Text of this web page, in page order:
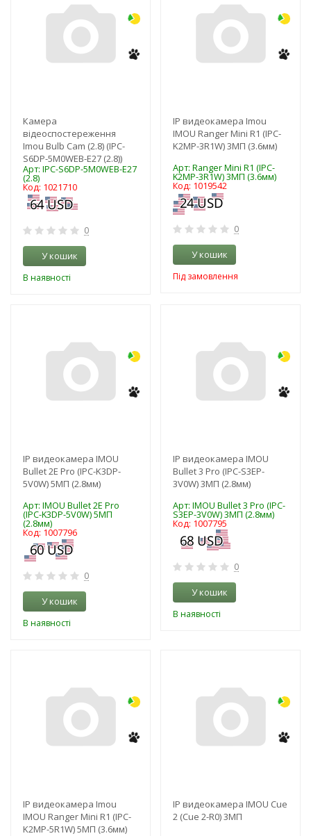
Камера
відеоспостереження
Imou Bulb Cam (2.8) (IPC-
S6DP-5M0WEB-E27 (2.8))
Арт: IPC-S6DP-5M0WEB-E27
(2.8)
Код: 1021710
0
У кошик
В наявності
IP видеокамера Imou
IMOU Ranger Mini R1 (IPC-
K2MP-3R1W) 3МП (3.6мм)
Арт: Ranger Mini R1 (IPC-
K2MP-3R1W) 3МП (3.6мм)
Код: 1019542
0
У кошик
Під замовлення
IP видеокамера IMOU
Bullet 2E Pro (IPC-K3DP-
5V0W) 5МП (2.8мм)
Арт: IMOU Bullet 2E Pro
(IPC-K3DP-5V0W) 5МП
(2.8мм)
Код: 1007796
0
У кошик
В наявності
IP видеокамера IMOU
Bullet 3 Pro (IPC-S3EP-
3V0W) 3МП (2.8мм)
Арт: IMOU Bullet 3 Pro (IPC-
S3EP-3V0W) 3МП (2.8мм)
Код: 1007795
0
У кошик
В наявності
IP видеокамера Imou
IMOU Ranger Mini R1 (IPC-
K2MP-5R1W) 5МП (3.6мм)
IP видеокамера IMOU Cue
2 (Cue 2-R0) 3МП